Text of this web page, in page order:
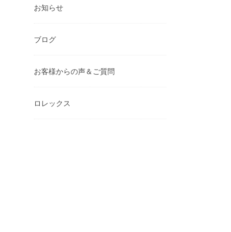
お知らせ
ブログ
お客様からの声＆ご質問
ロレックス